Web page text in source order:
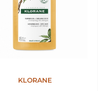
KLORANE